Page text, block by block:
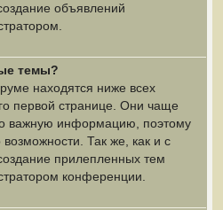
объявлений
темы?
находятся ниже всех
первой странице. Они чаще
важную информацию, поэтому
Так же, как и с
прилепленных тем
конференции.